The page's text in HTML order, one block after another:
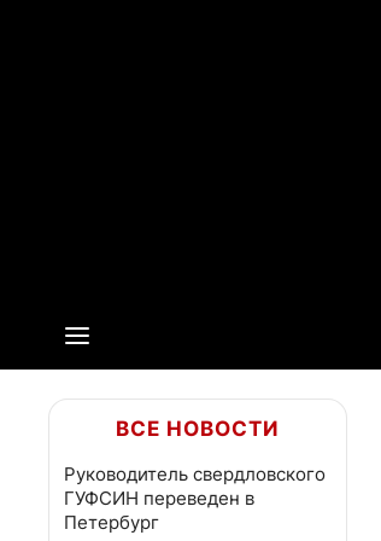
ВСЕ НОВОСТИ
Руководитель свердловского
ГУФСИН переведен в
Петербург